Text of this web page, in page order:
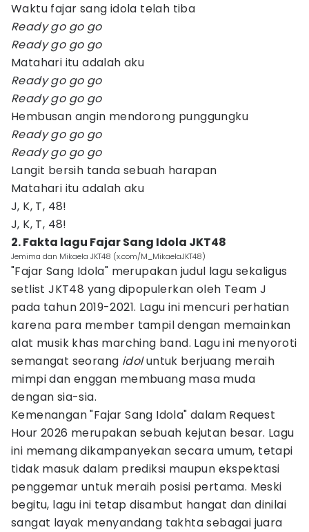
Waktu fajar sang idola telah tiba
Ready go go go
Ready go go go
Matahari itu adalah aku
Ready go go go
Ready go go go
Hembusan angin mendorong punggungku
Ready go go go
Ready go go go
Langit bersih tanda sebuah harapan
Matahari itu adalah aku
J, K, T, 48!
J, K, T, 48!
2. Fakta lagu Fajar Sang Idola JKT48
Jemima dan Mikaela JKT48 (x.com/M_MikaelaJKT48)
"Fajar Sang Idola" merupakan judul lagu sekaligus
setlist JKT48 yang dipopulerkan oleh Team J
pada tahun 2019-2021. Lagu ini mencuri perhatian
karena para member tampil dengan memainkan
alat musik khas marching band. Lagu ini menyoroti
semangat seorang idoluntuk berjuang meraih
mimpi dan enggan membuang masa muda
dengan sia-sia.
Kemenangan "Fajar Sang Idola" dalam Request
Hour 2026 merupakan sebuah kejutan besar. Lagu
ini memang dikampanyekan secara umum, tetapi
tidak masuk dalam prediksi maupun ekspektasi
penggemar untuk meraih posisi pertama. Meski
begitu, lagu ini tetap disambut hangat dan dinilai
sangat layak menyandang takhta sebagai juara